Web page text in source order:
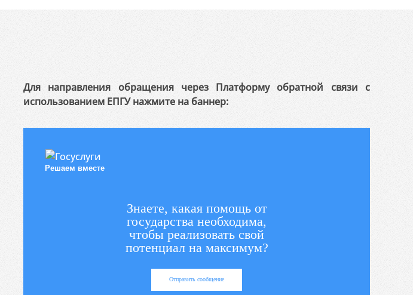
Для направления обращения через Платформу обратной связи с
использованием ЕПГУ нажмите на баннер:
Решаем вместе
Знаете, какая помощь от
государства необходима,
чтобы реализовать свой
потенциал на максимум?
Отправить сообщение